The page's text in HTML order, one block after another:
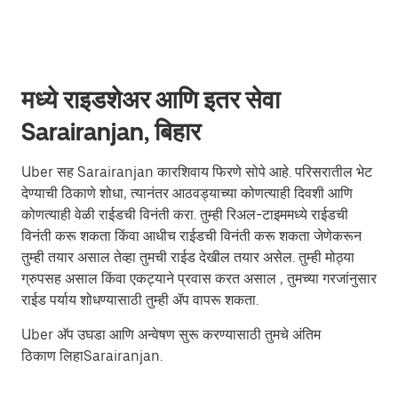
मध्ये राइडशेअर आणि इतर सेवा
Sarairanjan, बिहार
Uber सह Sarairanjan कारशिवाय फिरणे सोपे आहे. परिसरातील भेट
देण्याची ठिकाणे शोधा, त्यानंतर आठवड्याच्या कोणत्याही दिवशी आणि
कोणत्याही वेळी राईडची विनंती करा. तुम्ही रिअल-टाइममध्ये राईडची
विनंती करू शकता किंवा आधीच राईडची विनंती करू शकता जेणेकरून
तुम्ही तयार असाल तेव्हा तुमची राईड देखील तयार असेल. तुम्ही मोठ्या
ग्रुपसह असाल किंवा एकट्याने प्रवास करत असाल , तुमच्या गरजांनुसार
राईड पर्याय शोधण्यासाठी तुम्ही ॲप वापरू शकता.
Uber अ‍ॅप उघडा आणि अन्वेषण सुरू करण्यासाठी तुमचे अंतिम
ठिकाण लिहाSarairanjan.